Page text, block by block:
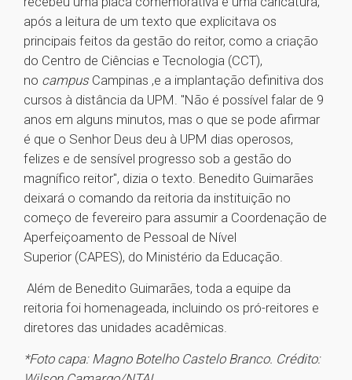
após a leitura de um texto que explicitava os
principais feitos da gestão do reitor, como a criação
do Centro de Ciências e Tecnologia (CCT),
no campus Campinas ,e a implantação definitiva dos
cursos à distância da UPM. "Não é possível falar de 9
anos em alguns minutos, mas o que se pode afirmar
é que o Senhor Deus deu à UPM dias operosos,
felizes e de sensível progresso sob a gestão do
magnífico reitor", dizia o texto. Benedito Guimarães
deixará o comando da reitoria da instituição no
começo de fevereiro para assumir a Coordenação de
Aperfeiçoamento de Pessoal de Nível
Superior (CAPES), do Ministério da Educação.
Além de Benedito Guimarães, toda a equipe da
reitoria foi homenageada, incluindo os pró-reitores e
diretores das unidades acadêmicas.
*Foto capa: Magno Botelho Castelo Branco. Crédito: